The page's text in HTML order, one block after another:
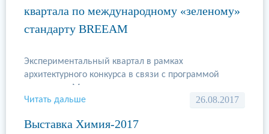
квартала по международному «зеленому»
стандарту BREEAM
Экспериментальный квартал в рамках
архитектурного конкурса в связи с программой
реновации Москвы спроектируют в соответствии с
требованиями BREEAM. Это сделает один из
сообщила пресс-служба девелопера. Проект будет
26.08.2017
Читать дальше
Выставка Химия-2017